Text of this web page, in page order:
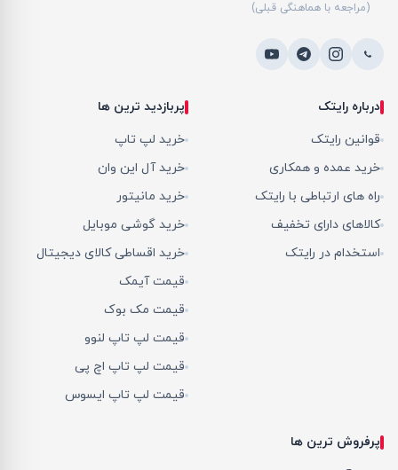
(مراجعه با هماهنگی قبلی)
درباره رایتک
قوانین رایتک
خرید عمده و همکاری
راه های ارتباطی با رایتک
کالاهای دارای تخفیف
استخدام در رایتک
پربازدید ترین ها
خرید لپ تاپ
خرید آل این وان
خرید مانیتور
خرید گوشی موبایل
خرید اقساطی کالای دیجیتال
قیمت آیمک
قیمت مک بوک
قیمت لپ تاپ لنوو
قیمت لپ تاپ اچ پی
قیمت لپ تاپ ایسوس
پرفروش ترین ها